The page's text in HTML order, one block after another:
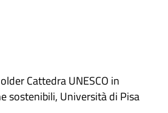
Cattedra UNESCO in
sostenibili, Università di Pisa